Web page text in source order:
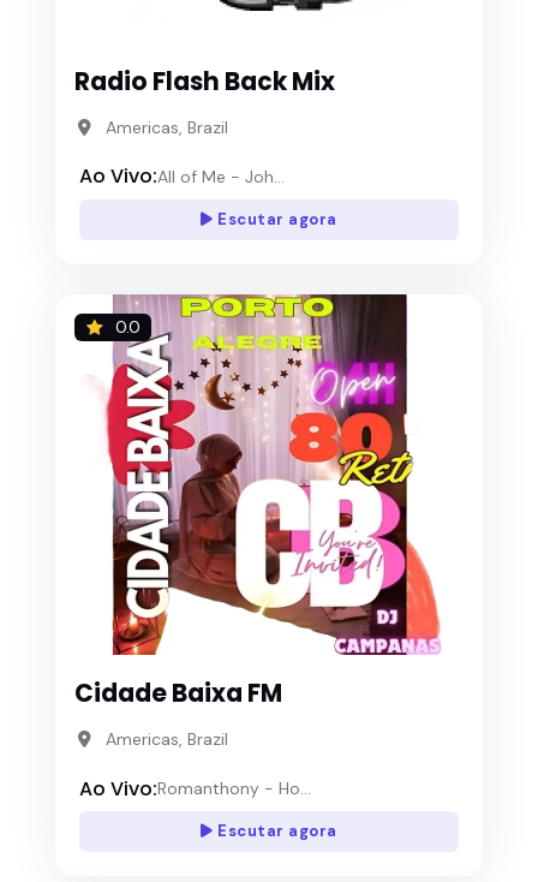
Radio Flash Back Mix
Americas, Brazil
Ao Vivo:All of Me - Joh...
Escutar agora
0.0
Cidade Baixa FM
Americas, Brazil
Ao Vivo:Romanthony - Ho...
Escutar agora